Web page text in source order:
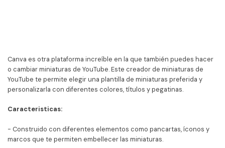
Canva es otra plataforma increíble en la que también puedes hacer
o cambiar miniaturas de YouTube. Este creador de miniaturas de
YouTube te permite elegir una plantilla de miniaturas preferida y
personalizarla con diferentes colores, títulos y pegatinas.
Caracteristicas:
- Construido con diferentes elementos como pancartas, íconos y
marcos que te permiten embellecer las miniaturas.